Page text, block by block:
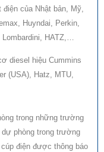
điện của Nhật bản, Mỹ,
Huyndai, Perkin,
Lombardini, HATZ,…
diesel hiệu Cummins
(USA), Hatz, MTU,
trong những trường
phòng trong trường
điện được thông báo